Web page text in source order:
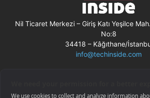
Nil Ticaret Merkezi – Giriş Katı Yeşilce
No:8
34418 – Kâğıthane/
info@techinside.com
Gizlilik Bildirimi